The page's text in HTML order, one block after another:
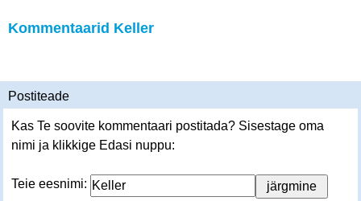
Kommentaarid Keller
Postiteade
Kas Te soovite kommentaari postitada? Sisestage oma
nimi ja klikkige Edasi nuppu:
Teie eesnimi: